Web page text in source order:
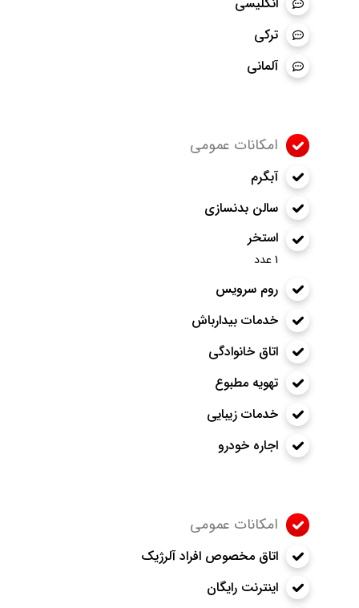
ترکی
آلمانی
امکانات عمومی
آبگرم
سالن بدنسازی
استخر
1 عدد
روم سرویس
خدمات بیدارباش
اتاق خانوادگی
تهویه مطبوع
خدمات زیبایی
اجاره خودرو
امکانات عمومی
اتاق مخصوص افراد آلرژیک
اینترنت رایگان